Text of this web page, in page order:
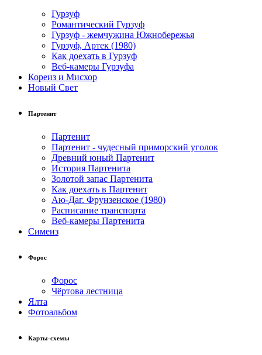
Гурзуф
Романтический Гурзуф
Гурзуф - жемчужина Южнобережья
Гурзуф, Артек (1980)
Как доехать в Гурзуф
Веб-камеры Гурзуфа
Кореиз и Мисхор
Новый Свет
Партенит
Партенит
Партенит - чудесный приморский уголок
Древний юный Партенит
История Партенита
Золотой запас Партенита
Как доехать в Партенит
Аю-Даг. Фрунзенское (1980)
Расписание транспорта
Веб-камеры Партенита
Симеиз
Форос
Форос
Чёртова лестница
Ялта
Фотоальбом
Карты-схемы